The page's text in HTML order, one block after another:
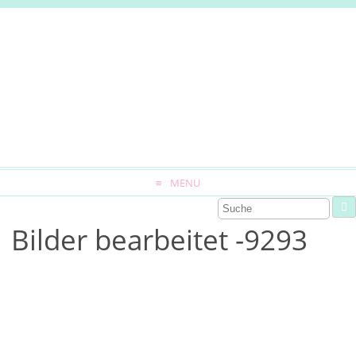
MENU
Bilder bearbeitet -9293